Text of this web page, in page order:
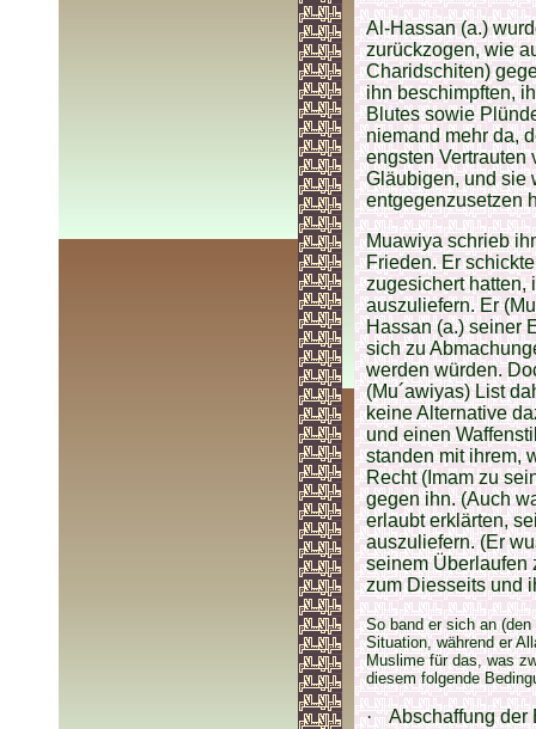
Al-Hassan (a.)
zurückzogen, wie
Charidschiten)
ihn beschimpften,
Blutes sowie
niemand mehr da,
engsten Vertrauten
Gläubigen, und sie
entgegenzusetzen
Muawiya schrieb
Frieden. Er
zugesichert hatten,
auszuliefern. Er
Hassan (a.) seiner
sich zu
werden würden.
(Mu´awiyas) List
keine Alternative
und einen
standen mit ihrem,
Recht (Imam zu
gegen ihn. (Auch
erlaubt erklärten,
auszuliefern. (Er
seinem Überlaufen
zum Diesseits und
So band er sich an
Situation, während er
Muslime für das, was
diesem folgende
· Abschaffung der